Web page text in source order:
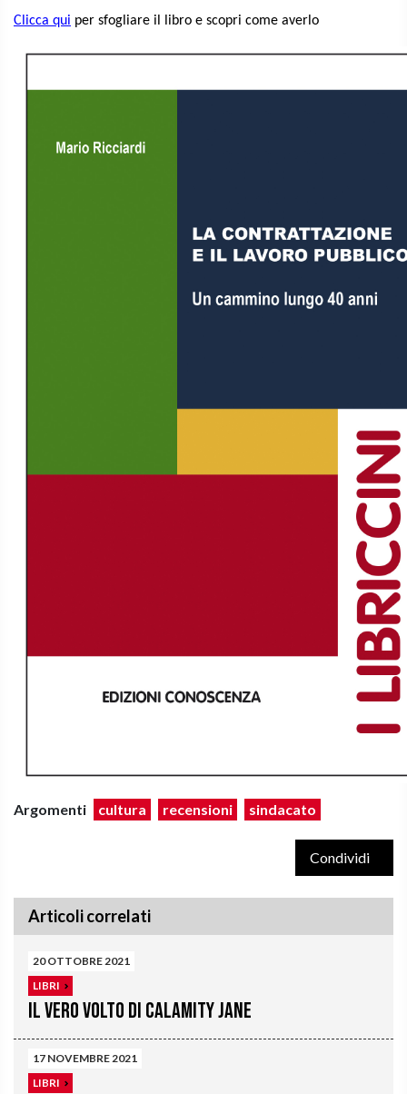
Clicca qui per sfogliare il libro e scopri come averlo
Argomenti cultura recensioni sindacato
Condividi
Articoli correlati
20 OTTOBRE 2021
LIBRI
Il vero volto di Calamity Jane
17 NOVEMBRE 2021
LIBRI